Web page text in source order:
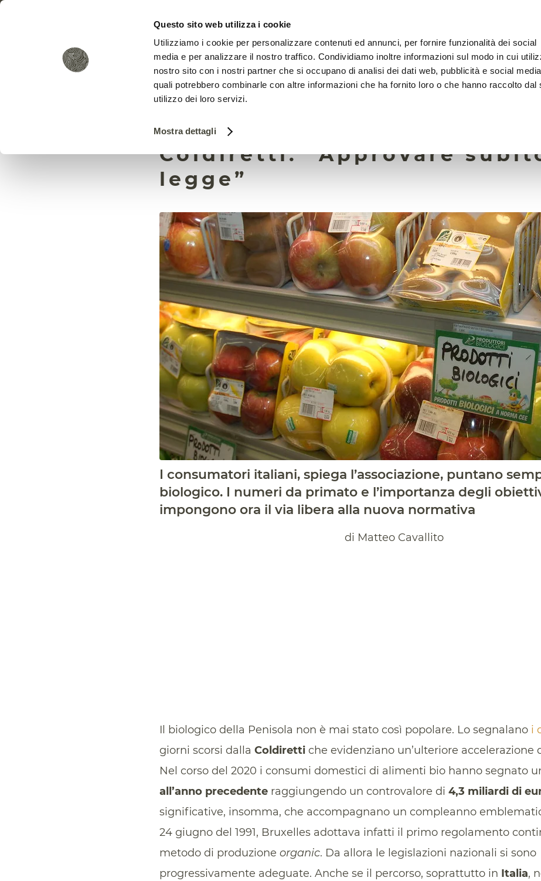
Questo sito web utilizza i cookie
Utilizziamo i cookie per personalizzare contenuti ed annunci, per fornire funzionalità dei social
media e per analizzare il nostro traffico. Condividiamo inoltre informazioni sul modo in cui
nostro sito con i nostri partner che si occupano di analisi dei dati web, pubblicità e social
quali potrebbero combinarle con altre informazioni che ha fornito loro o che hanno raccolto dal
utilizzo dei loro servizi.
Mostra dettagli
LA FONDAZIONE ATTIVITÀ RISORSE LIGHTHOUSE
Biologico italiano da record.
Coldiretti: “Approvare
legge”
I consumatori italiani, spiega l’associazione, puntano
biologico. I numeri da primato e l’importanza degli
impongono ora il via libera alla nuova normativa
di Matteo Cavallito
Il biologico della Penisola non è mai stato così popolare. Lo segnalano i
giorni scorsi dalla Coldiretti che evidenziano un’ulteriore accelerazione
Nel corso del 2020 i consumi domestici di alimenti bio hanno segnato
all’anno precedente raggiungendo un controvalore di 4,3 miliardi di
significative, insomma, che accompagnano un compleanno
24 giugno del 1991, Bruxelles adottava infatti il primo regolamento
metodo di produzione organic. Da allora le legislazioni nazionali si sono
progressivamente adeguate. Anche se il percorso, soprattutto in Italia,